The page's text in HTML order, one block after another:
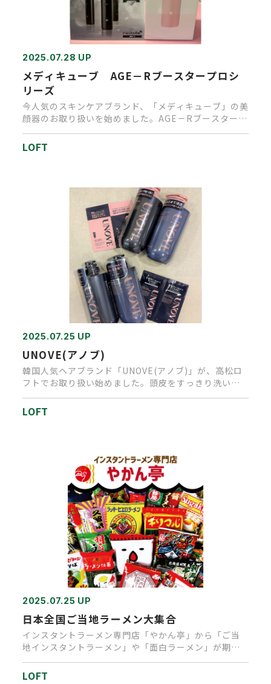
2025.07.28 UP
メディキューブ AGE－Rブースタープロシ
リーズ
今人気のスキンケアブランド、「メディキューブ」の美
顔器のお取り扱いを始めました。AGE－Rブースタープ
ロは、1台に6つの…
LOFT
2025.07.25 UP
UNOVE(アノブ)
韓国人気ヘアブランド「UNOVE(アノブ)」が、高松ロ
フトでお取り扱い始めました。頭皮をすっきり洗い上
げ、柔らかな髪へ導…
LOFT
2025.07.25 UP
日本全国ご当地ラーメン大集合
インスタントラーメン専門店「やかん亭」から「ご当
地インスタントラーメン」や「面白ラーメン」が期間
限定で高松ロフトに大集合…
LOFT